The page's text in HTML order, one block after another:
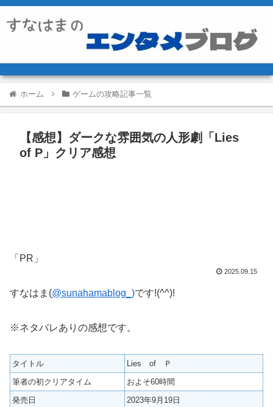
ホーム ゲームの攻略記事一覧
【感想】ダークな雰囲気の人形劇「Lies
of P」クリア感想
「PR」
2025.09.15
すなはま(@sunahamablog_)です!(^^)!
※ネタバレありの感想です。
タイトル
Lies of Ｐ
筆者の初クリアタイム
およそ60時間
発売日
2023年9月19日